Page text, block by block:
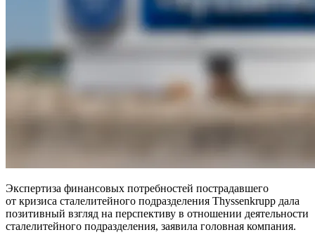
Экспертиза финансовых потребностей пострадавшего
от кризиса сталелитейного подразделения Thyssenkrupp дала
позитивный взгляд на перспективу в отношении деятельности
сталелитейного подразделения, заявила головная компания.